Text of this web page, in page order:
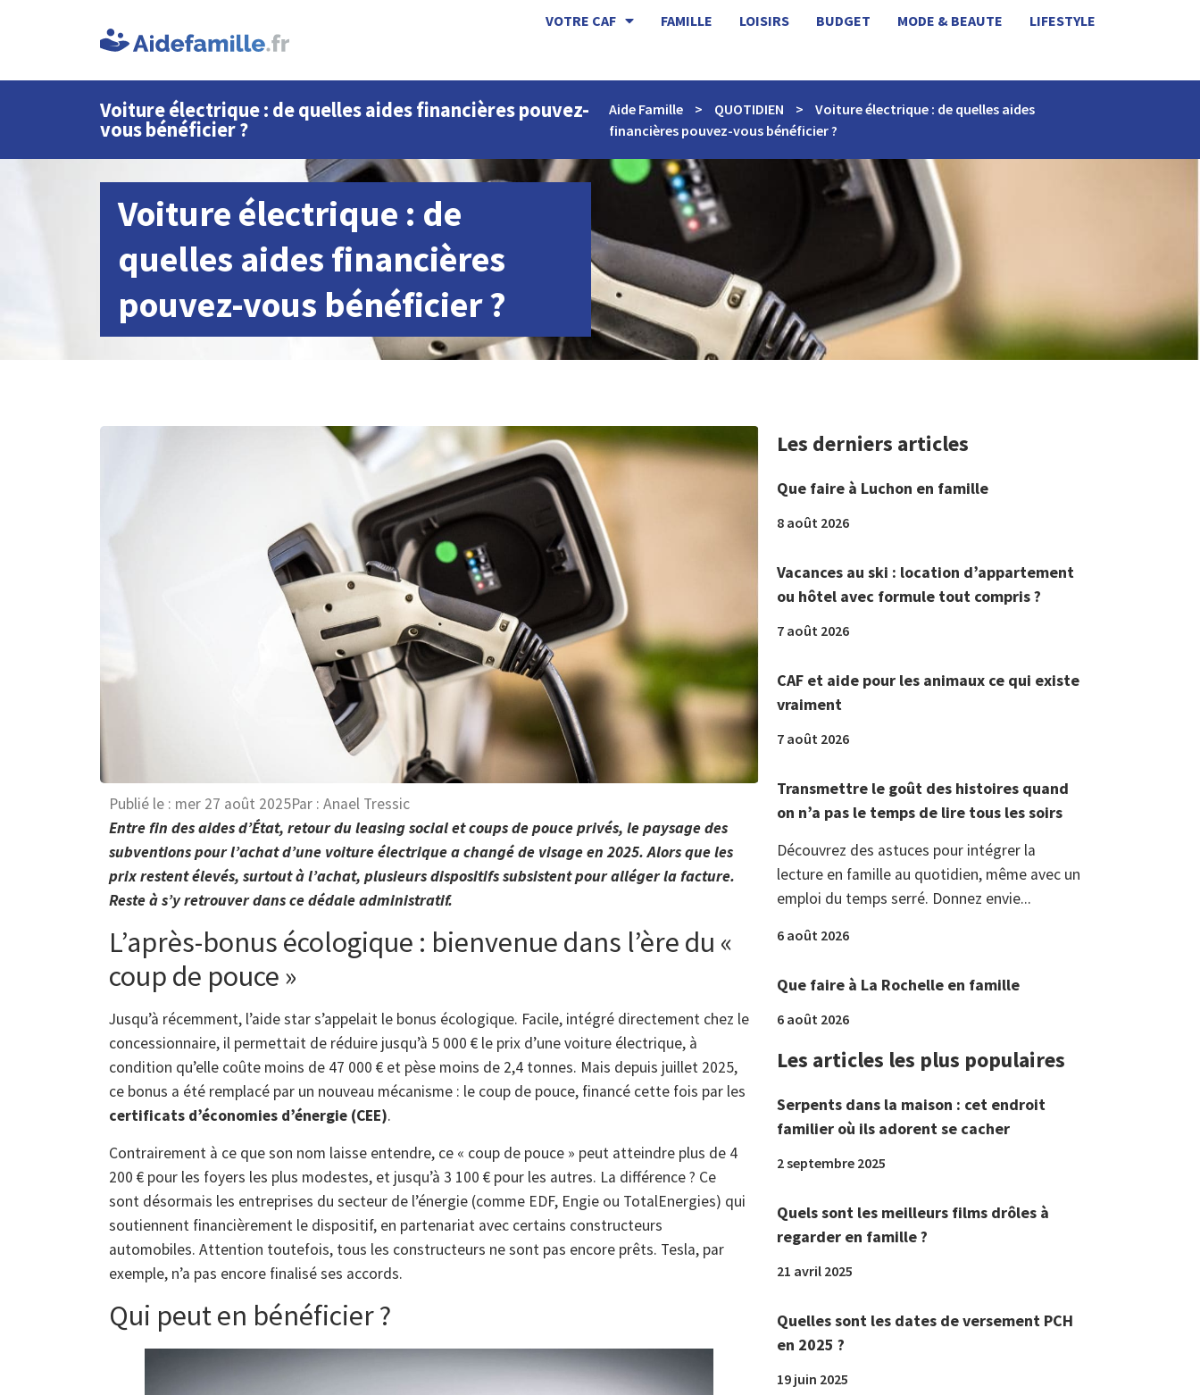
VOTRE CAF FAMILLE LOISIRS BUDGET MODE & BEAUTE LIFESTYLE
Voiture électrique : de quelles aides financières pouvez-
vous bénéficier ?
Aide Famille > QUOTIDIEN >
Voiture électrique : de quelles aides
financières pouvez-vous bénéficier ?
Voiture électrique : de
quelles aides financières
pouvez-vous bénéficier ?
Publié le : mer 27 août 2025Par : Anael Tressic
Entre fin des aides d’État, retour du leasing social et coups de pouce privés, le paysage des
subventions pour l’achat d’une voiture électrique a changé de visage en 2025. Alors que les
prix restent élevés, surtout à l’achat, plusieurs dispositifs subsistent pour alléger la facture.
Reste à s’y retrouver dans ce dédale administratif.
L’après-bonus écologique : bienvenue dans l’ère du «
coup de pouce »
Jusqu’à récemment, l’aide star s’appelait le bonus écologique. Facile, intégré directement chez le
concessionnaire, il permettait de réduire jusqu’à 5 000 € le prix d’une voiture électrique, à
condition qu’elle coûte moins de 47 000 € et pèse moins de 2,4 tonnes. Mais depuis juillet 2025,
ce bonus a été remplacé par un nouveau mécanisme : le coup de pouce, financé cette fois par les
certificats d’économies d’énergie (CEE).
Contrairement à ce que son nom laisse entendre, ce « coup de pouce » peut atteindre plus de 4
200 € pour les foyers les plus modestes, et jusqu’à 3 100 € pour les autres. La différence ? Ce
sont désormais les entreprises du secteur de l’énergie (comme EDF, Engie ou TotalEnergies) qui
soutiennent financièrement le dispositif, en partenariat avec certains constructeurs
automobiles. Attention toutefois, tous les constructeurs ne sont pas encore prêts. Tesla, par
exemple, n’a pas encore finalisé ses accords.
Qui peut en bénéficier ?
Les derniers articles
Que faire à Luchon en famille
8 août 2026
Vacances au ski : location d’appartement
ou hôtel avec formule tout compris ?
7 août 2026
CAF et aide pour les animaux ce qui existe
vraiment
7 août 2026
Transmettre le goût des histoires quand
on n’a pas le temps de lire tous les soirs
Découvrez des astuces pour intégrer la
lecture en famille au quotidien, même avec un
emploi du temps serré. Donnez envie...
6 août 2026
Que faire à La Rochelle en famille
6 août 2026
Les articles les plus populaires
Serpents dans la maison : cet endroit
familier où ils adorent se cacher
2 septembre 2025
Quels sont les meilleurs films drôles à
regarder en famille ?
21 avril 2025
Quelles sont les dates de versement PCH
en 2025 ?
19 juin 2025